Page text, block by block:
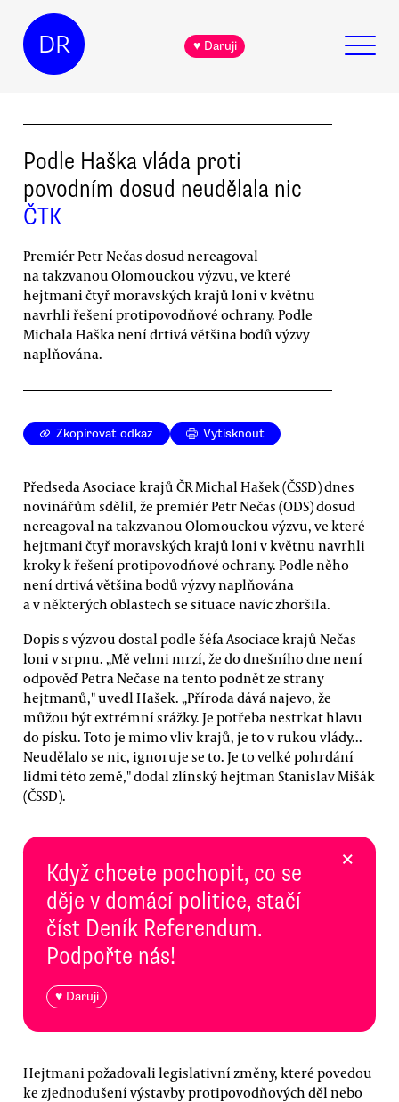
DR ♥ Daruji
Podle Haška vláda proti
povodním dosud neudělala nic
ČTK
Premiér Petr Nečas dosud nereagoval
na takzvanou Olomouckou výzvu, ve které
hejtmani čtyř moravských krajů loni v květnu
navrhli řešení protipovodňové ochrany. Podle
Michala Haška není drtivá většina bodů výzvy
naplňována.
Zkopírovat odkaz Vytisknout
Předseda Asociace krajů ČR Michal Hašek (ČSSD) dnes
novinářům sdělil, že premiér Petr Nečas (ODS) dosud
nereagoval na takzvanou Olomouckou výzvu, ve které
hejtmani čtyř moravských krajů loni v květnu navrhli
kroky k řešení protipovodňové ochrany. Podle něho
není drtivá většina bodů výzvy naplňována
a v některých oblastech se situace navíc zhoršila.
Dopis s výzvou dostal podle šéfa Asociace krajů Nečas
loni v srpnu. „Mě velmi mrzí, že do dnešního dne není
odpověď Petra Nečase na tento podnět ze strany
hejtmanů," uvedl Hašek. „Příroda dává najevo, že
můžou být extrémní srážky. Je potřeba nestrkat hlavu
do písku. Toto je mimo vliv krajů, je to v rukou vlády...
Neudělalo se nic, ignoruje se to. Je to velké pohrdání
lidmi této země," dodal zlínský hejtman Stanislav Mišák
(ČSSD).
Když chcete pochopit, co se
děje v domácí politice, stačí
číst Deník Referendum.
Podpořte nás!
♥ Daruji
×
Hejtmani požadovali legislativní změny, které povedou
ke zjednodušení výstavby protipovodňových děl nebo